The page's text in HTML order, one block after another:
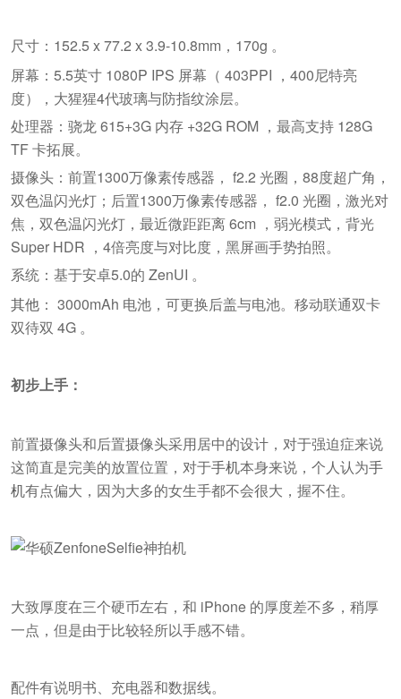
尺寸：152.5 x 77.2 x 3.9-10.8mm，170g 。
屏幕：5.5英寸 1080P IPS 屏幕（ 403PPI ，400尼特亮
度），大猩猩4代玻璃与防指纹涂层。
处理器：骁龙 615+3G 内存 +32G ROM ，最高支持 128G
TF 卡拓展。
摄像头：前置1300万像素传感器， f2.2 光圈，88度超广角，
双色温闪光灯；后置1300万像素传感器， f2.0 光圈，激光对
焦，双色温闪光灯，最近微距距离 6cm ，弱光模式，背光
Super HDR ，4倍亮度与对比度，黑屏画手势拍照。
系统：基于安卓5.0的 ZenUI 。
其他 ： 3000mAh 电池，可更换后盖与电池。移动联通双卡
双待双 4G 。
初步上手：
前置摄像头和后置摄像头采用居中的设计，对于强迫症来说
这简直是完美的放置位置，对于手机本身来说，个人认为手
机有点偏大，因为大多的女生手都不会很大，握不住。
大致厚度在三个硬币左右，和 iPhone 的厚度差不多，稍厚
一点，但是由于比较轻所以手感不错。
配件有说明书、充电器和数据线。